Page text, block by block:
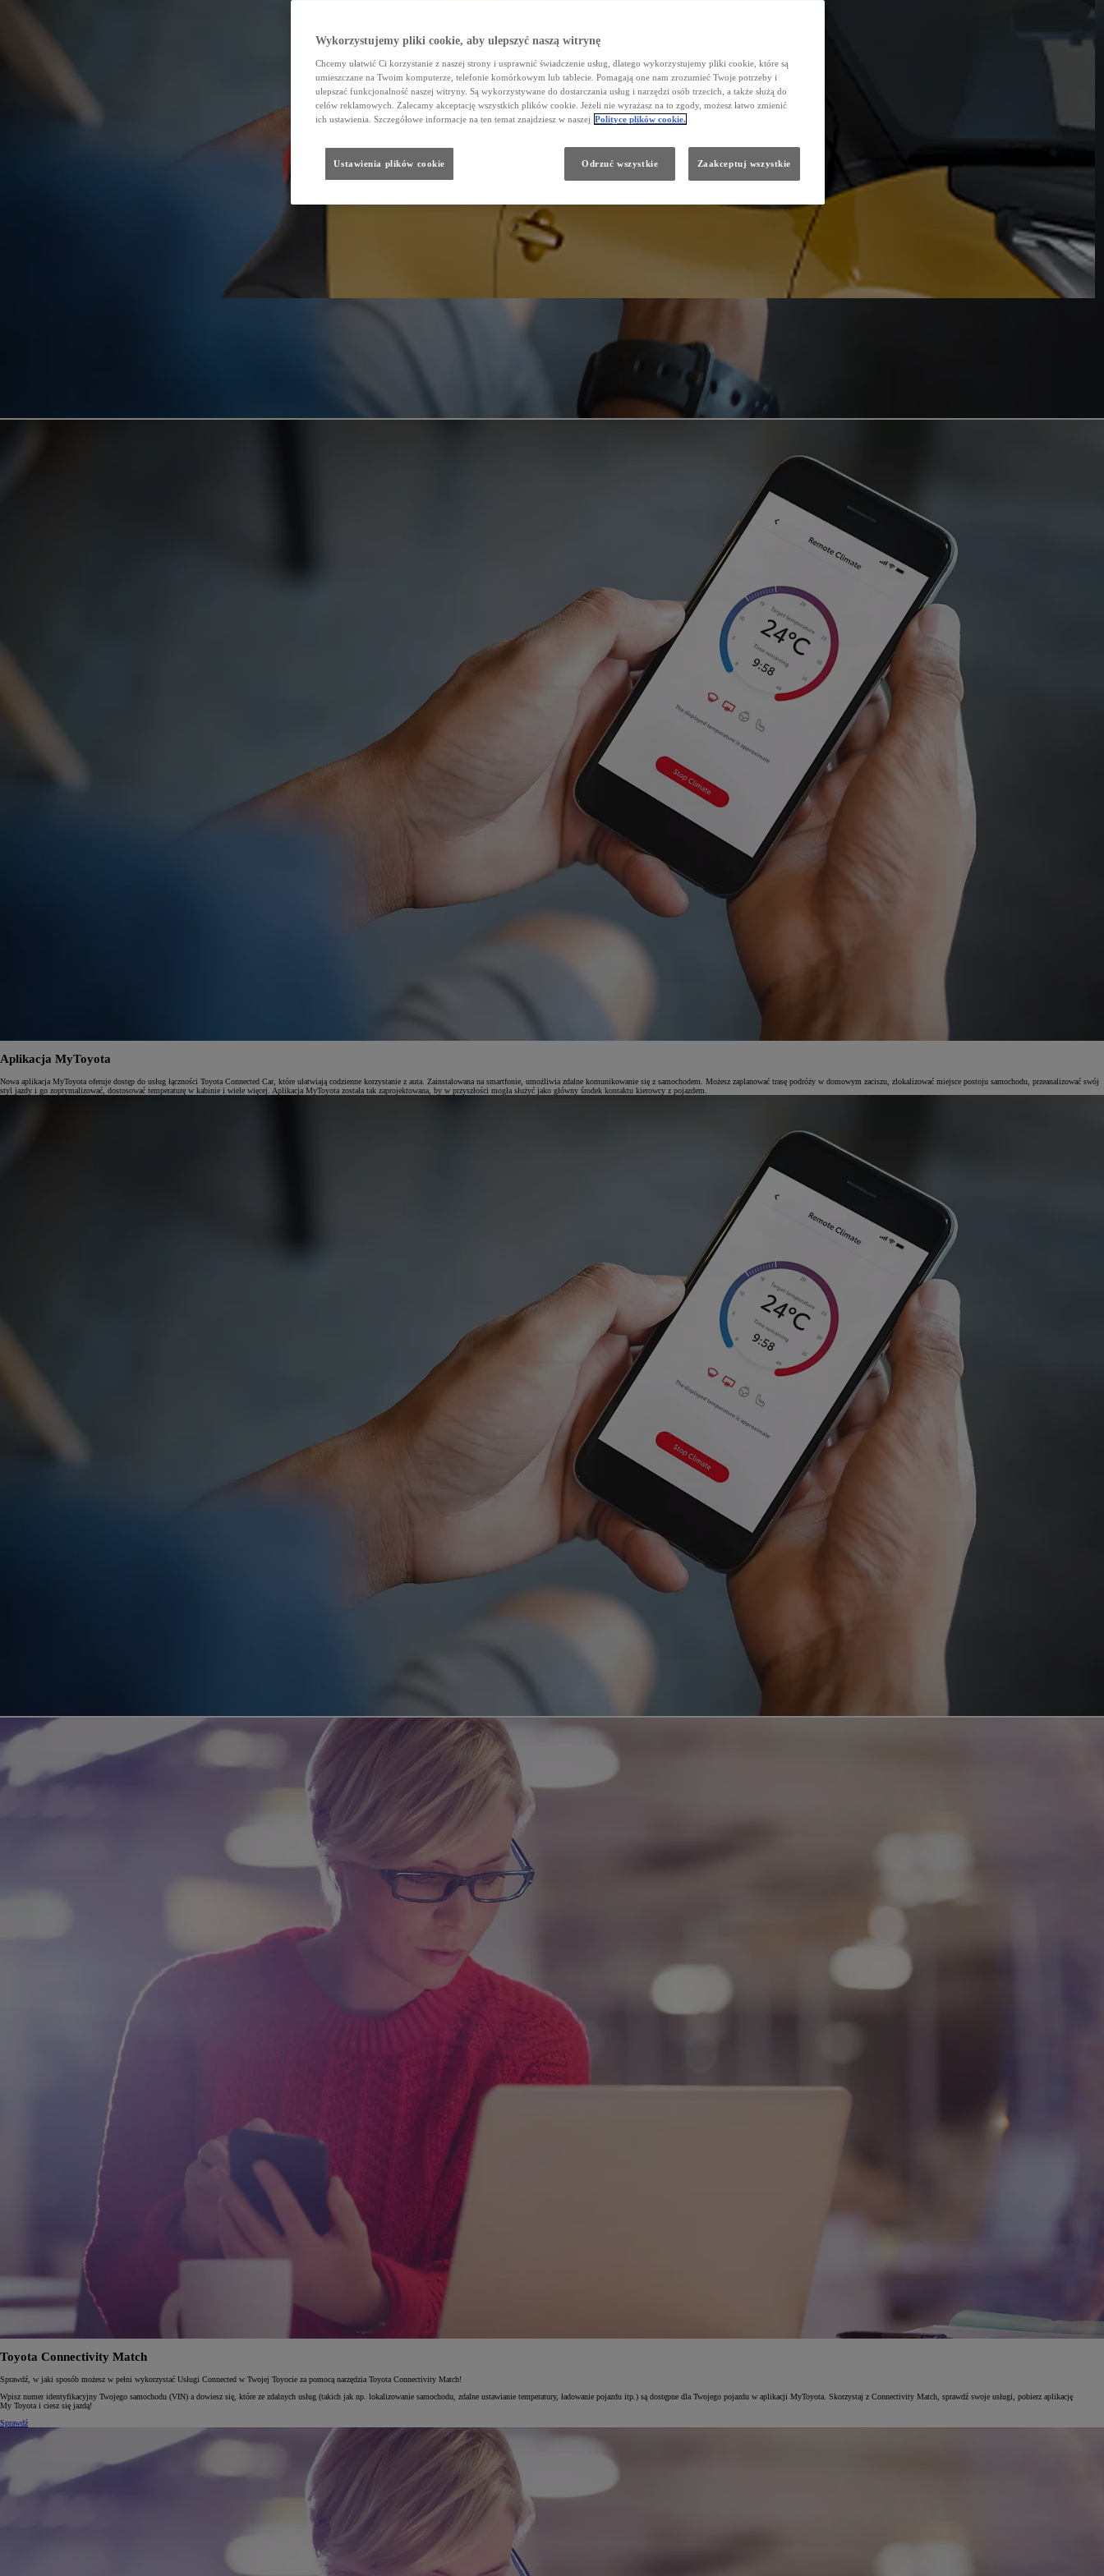
Od105 300 zł
Corolla Hatchback
HYBRID
Aplikacja MyToyota
Nowa aplikacja MyToyota oferuje dostęp do usług łączności Toyota Connected Car, które ułatwiają codzienne korzystanie z auta. Zainstalowana na smartfonie, umożliwia zdalne komunikowanie się z samochodem. Możesz zaplanować trasę podróży w domowym zaciszu, zlokalizować miejsce postoju samochodu, przeanalizować swój
styl jazdy i go zoptymalizować, dostosować temperaturę w kabinie i wiele więcej. Aplikacja MyToyota została tak zaprojektowana, by w przyszłości mogła służyć jako główny środek kontaktu kierowcy z pojazdem.
Toyota Connectivity Match
Sprawdź, w jaki sposób możesz w pełni wykorzystać Usługi Connected w Twojej Toyocie za pomocą narzędzia Toyota Connectivity Match!
Wpisz numer identyfikacyjny Twojego samochodu (VIN) a dowiesz się, które ze zdalnych usług (takich jak np. lokalizowanie samochodu, zdalne ustawianie temperatury, ładowanie pojazdu itp.) są dostępne dla Twojego pojazdu w aplikacji MyToyota. Skorzystaj z Connectivity Match, sprawdź swoje usługi, pobierz aplikację
My Toyota i ciesz się jazdą!
Sprawdź
Wykorzystujemy pliki cookie, aby ulepszyć naszą witrynę
Chcemy ułatwić Ci korzystanie z naszej strony i usprawnić świadczenie usług, dlatego wykorzystujemy pliki cookie, które są
umieszczane na Twoim komputerze, telefonie komórkowym lub tablecie. Pomagają one nam zrozumieć Twoje potrzeby i
ulepszać funkcjonalność naszej witryny. Są wykorzystywane do dostarczania usług i narzędzi osób trzecich, a także służą do
celów reklamowych. Zalecamy akceptację wszystkich plików cookie. Jeżeli nie wyrażasz na to zgody, możesz łatwo zmienić
ich ustawienia. Szczegółowe informacje na ten temat znajdziesz w naszej Polityce plików cookie.
Odrzuć wszystkie Zaakceptuj wszystkie
Ustawienia plików cookie